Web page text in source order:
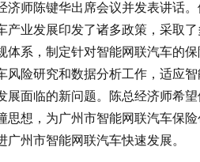
济师陈键华出席会议并发表讲话
产业发展印发了诸多政策，采取
体系，制定针对智能网联汽车的
风险研究和数据分析工作，适应
展面临的新问题。陈总经济师希
思想，为广州市智能网联汽车保
州市智能网联汽车快速发展。